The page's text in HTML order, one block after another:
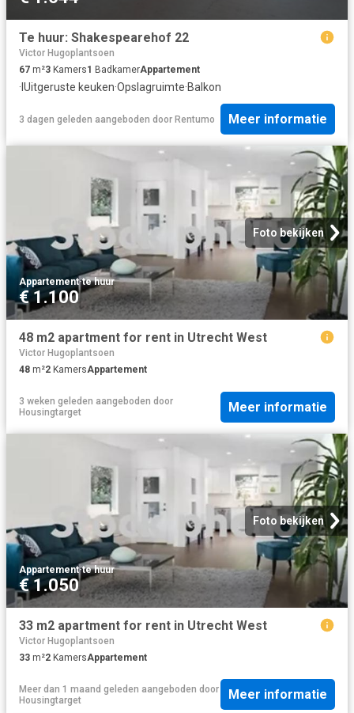
Te huur: Shakespearehof 22
Victor Hugoplantsoen
67 m²3 Kamers1 BadkamerAppartement
· IUitgeruste keuken·Opslagruimte·Balkon
3 dagen geleden aangeboden door Rentumo Meer informatie
Foto bekijken
Appartement·te huur
€ 1.100
48 m2 apartment for rent in Utrecht West
Victor Hugoplantsoen
48 m²2 KamersAppartement
3 weken geleden aangeboden door
Housingtarget
Meer informatie
Foto bekijken
Appartement·te huur
€ 1.050
33 m2 apartment for rent in Utrecht West
Victor Hugoplantsoen
33 m²2 KamersAppartement
Meer dan 1 maand geleden aangeboden door
Housingtarget
Meer informatie